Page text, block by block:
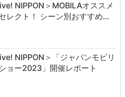
NIPPON＞MOBILAオススメ
レクト！ シーン別おすすめ…
NIPPON＞「ジャパンモビリ
ョー2023」開催レポート